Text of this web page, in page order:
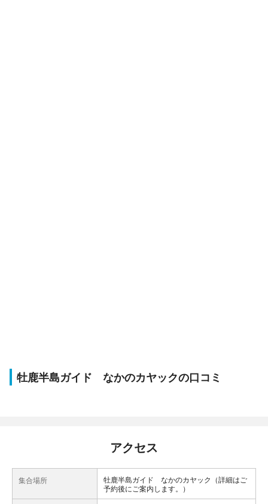
牡鹿半島ガイド なかのカヤックの口コミ
アクセス
集合場所
牡鹿半島ガイド なかのカヤック（詳細はご
予約後にご案内します。）